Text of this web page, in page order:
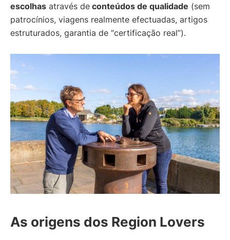
escolhas através de conteúdos de qualidade (sem
patrocínios, viagens realmente efectuadas, artigos
estruturados, garantia de “certificação real”).
As origens dos Region Lovers